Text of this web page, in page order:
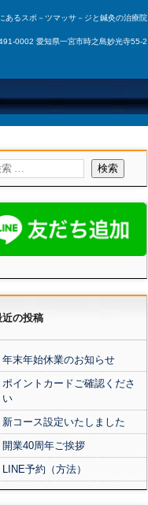
あるスポ－ツマッサ－ジと鍼灸の治療院
0002 愛知県一宮市時之島妙光寺55-2
近の投稿
年末年始休業のお知らせ
ポイントカードご確認くださ
い
新コース設定いたしました
開業40周年ご挨拶
LINE予約（方法）